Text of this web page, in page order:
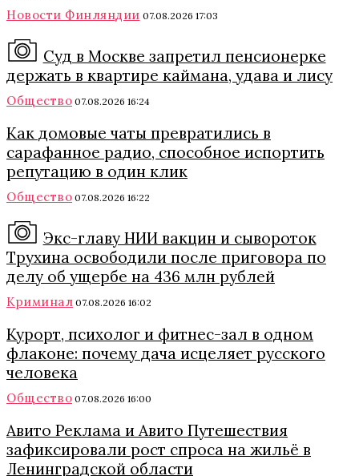
Новости Финляндии 07.08.2026 17:03
Суд в Москве запретил пенсионерке
держать в квартире каймана, удава и лису
Общество 07.08.2026 16:24
Как домовые чаты превратились в
сарафанное радио, способное испортить
репутацию в один клик
Общество 07.08.2026 16:22
Экс-главу НИИ вакцин и сывороток
Трухина освободили после приговора по
делу об ущербе на 436 млн рублей
Криминал 07.08.2026 16:02
Курорт, психолог и фитнес-зал в одном
флаконе: почему дача исцеляет русского
человека
Общество 07.08.2026 16:00
Авито Реклама и Авито Путешествия
зафиксировали рост спроса на жильё в
Ленинградской области